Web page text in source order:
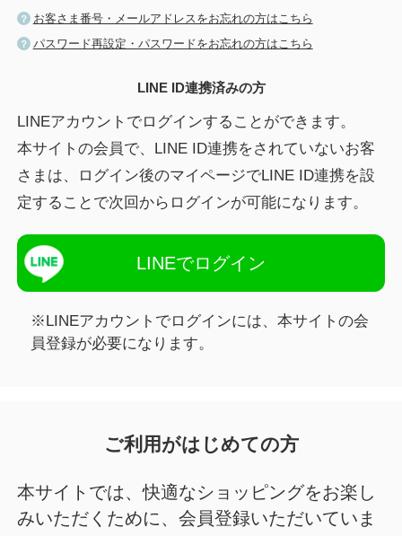
お客さま番号・メールアドレスをお忘れの方はこちら
パスワード再設定・パスワードをお忘れの方はこちら
LINE ID連携済みの方
LINEアカウントでログインすることができます。
本サイトの会員で、LINE ID連携をされていないお客
さまは、ログイン後のマイページでLINE ID連携を設
定することで次回からログインが可能になります。
LINEでログイン
※LINEアカウントでログインには、本サイトの会
員登録が必要になります。
ご利用がはじめての方
本サイトでは、快適なショッピングをお楽し
みいただくために、会員登録いただいていま